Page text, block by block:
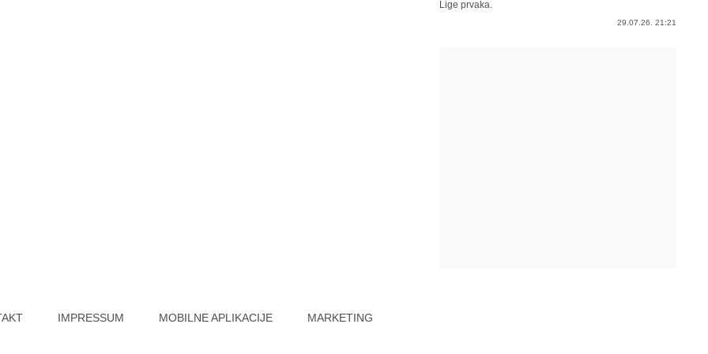
Lige prvaka.
29.07.26. 21:21
IMPRESSUM MOBILNE APLIKACIJE MARKETING